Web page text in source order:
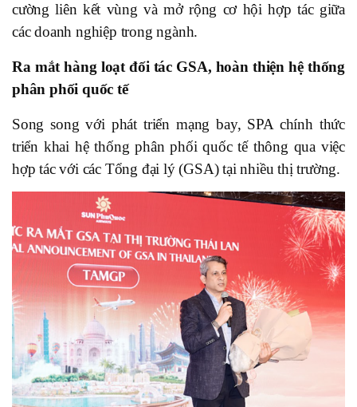
cường liên kết vùng và mở rộng cơ hội hợp tác giữa
các doanh nghiệp trong ngành.
Ra mắt hàng loạt đối tác GSA, hoàn thiện hệ thống
phân phối quốc tế
Song song với phát triển mạng bay, SPA chính thức
triển khai hệ thống phân phối quốc tế thông qua việc
hợp tác với các Tổng đại lý (GSA) tại nhiều thị trường.